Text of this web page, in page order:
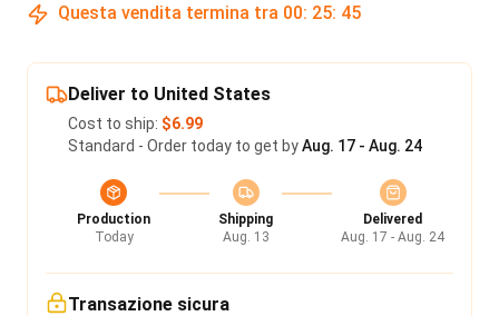
Questa vendita termina tra 00: 25: 45
Deliver to United States
Cost to ship: $6.99
Standard - Order today to get byAug. 17 - Aug. 24
Production
Today
Shipping
Aug. 13
Delivered
Aug. 17 - Aug. 24
Transazione sicura